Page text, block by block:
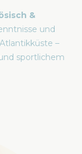
&
und
–
sportlichem